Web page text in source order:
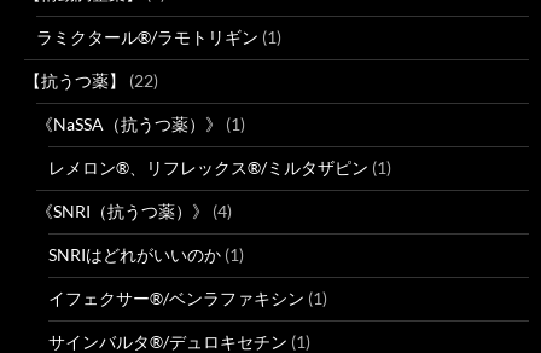
ラミクタール®/ラモトリギン (1)
【抗うつ薬】 (22)
《NaSSA（抗うつ薬）》 (1)
レメロン®、リフレックス®/ミルタザピン (1)
《SNRI（抗うつ薬）》 (4)
SNRIはどれがいいのか (1)
イフェクサー®/ベンラファキシン (1)
サインバルタ®/デュロキセチン (1)